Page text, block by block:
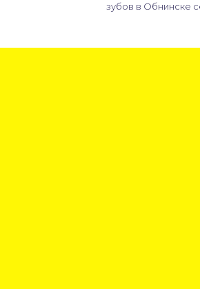
зубов в Обнинске